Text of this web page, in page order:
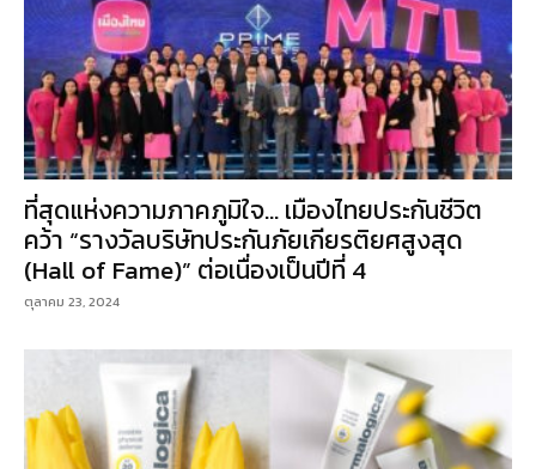
ที่สุดแห่งความภาคภูมิใจ… เมืองไทยประกันชีวิต
คว้า “รางวัลบริษัทประกันภัยเกียรติยศสูงสุด
(Hall of Fame)” ต่อเนื่องเป็นปีที่ 4
ตุลาคม 23, 2024